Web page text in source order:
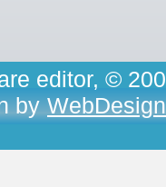
editor, ©
by